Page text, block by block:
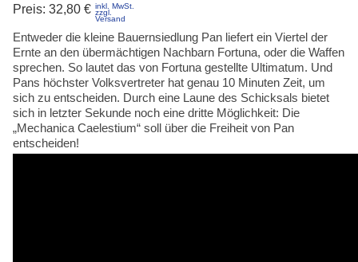
Preis: 32,80 € inkl. MwSt.
zzgl.
Versand
Entweder die kleine Bauernsiedlung Pan liefert ein Viertel der
Ernte an den übermächtigen Nachbarn Fortuna, oder die Waffen
sprechen. So lautet das von Fortuna gestellte Ultimatum. Und
Pans höchster Volksvertreter hat genau 10 Minuten Zeit, um
sich zu entscheiden. Durch eine Laune des Schicksals bietet
sich in letzter Sekunde noch eine dritte Möglichkeit: Die
„Mechanica Caelestium“ soll über die Freiheit von Pan
entscheiden!